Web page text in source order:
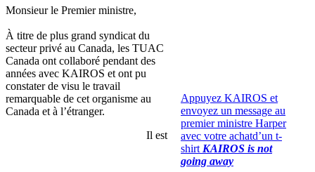
Appuyez KAIROS et
envoyez un message au
premier ministre Harper
avec votre achatd’un t-
shirt KAIROS is not
going away
Monsieur le Premier ministre,
À titre de plus grand syndicat du
secteur privé au Canada, les TUAC
Canada ont collaboré pendant des
années avec KAIROS et ont pu
constater de visu le travail
remarquable de cet organisme au
Canada et à l’étranger.
Il est